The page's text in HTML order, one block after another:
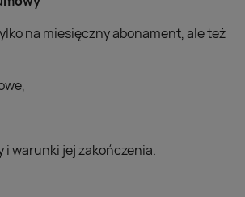
na miesięczny abonament, ale też
i warunki jej zakończenia.